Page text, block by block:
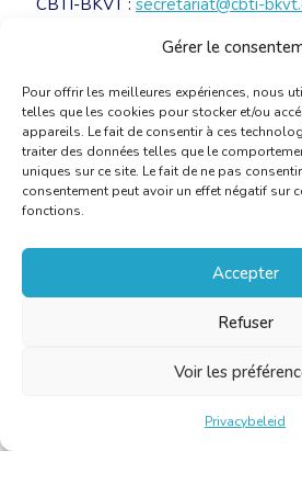
Gérer le
Pour offrir les meilleures expériences, nous
telles que les cookies pour stocker et/ou
appareils. Le fait de consentir à ces
traiter des données telles que le
uniques sur ce site. Le fait de ne pas
consentement peut avoir un effet négatif sur
fonctions.
Accepter
Refuser
Voir les
Privacybeleid
CBTI-BKVT : secretariat@cbti-
Paiement sur le compte numéro
de la CBTI-BKVT.